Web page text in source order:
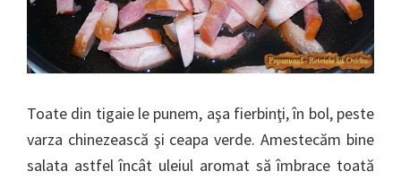
Toate din tigaie le punem, aşa fierbinţi, în bol, peste
varza chinezească şi ceapa verde. Amestecăm bine
salata astfel încât uleiul aromat să îmbrace toată